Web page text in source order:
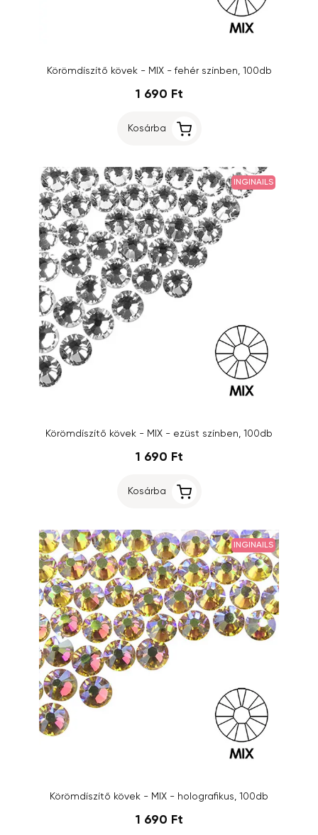
Körömdíszítő kövek - MIX - fehér színben, 100db
1 690 Ft
Kosárba
INGINAILS
Körömdíszítő kövek - MIX - ezüst színben, 100db
1 690 Ft
Kosárba
INGINAILS
Körömdíszítő kövek - MIX - holografikus, 100db
1 690 Ft